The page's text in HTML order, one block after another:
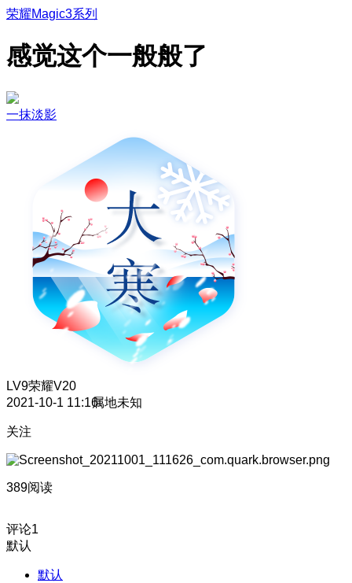
荣耀Magic3系列
感觉这个一般般了
一抹淡影
LV9荣耀V20
2021-10-1 11:16属地未知
关注
389阅读
评论1
默认
默认